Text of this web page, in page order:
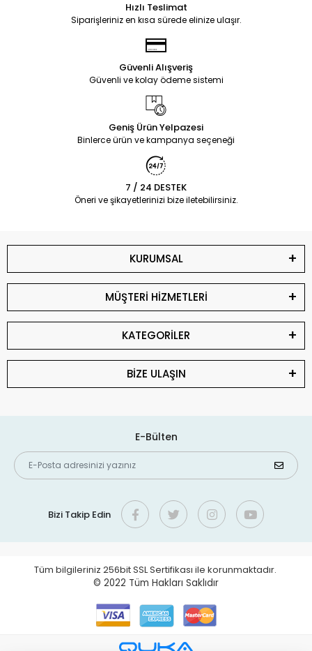
Hızlı Teslimat
Siparişleriniz en kısa sürede elinize ulaşır.
Güvenli Alışveriş
Güvenli ve kolay ödeme sistemi
Geniş Ürün Yelpazesi
Binlerce ürün ve kampanya seçeneği
7 / 24 DESTEK
Öneri ve şikayetlerinizi bize iletebilirsiniz.
KURUMSAL
MÜŞTERİ HİZMETLERİ
KATEGORİLER
BİZE ULAŞIN
E-Bülten
Bizi Takip Edin
Tüm bilgileriniz 256bit SSL Sertifikası ile korunmaktadır.
© 2022 Tüm Hakları Saklıdır